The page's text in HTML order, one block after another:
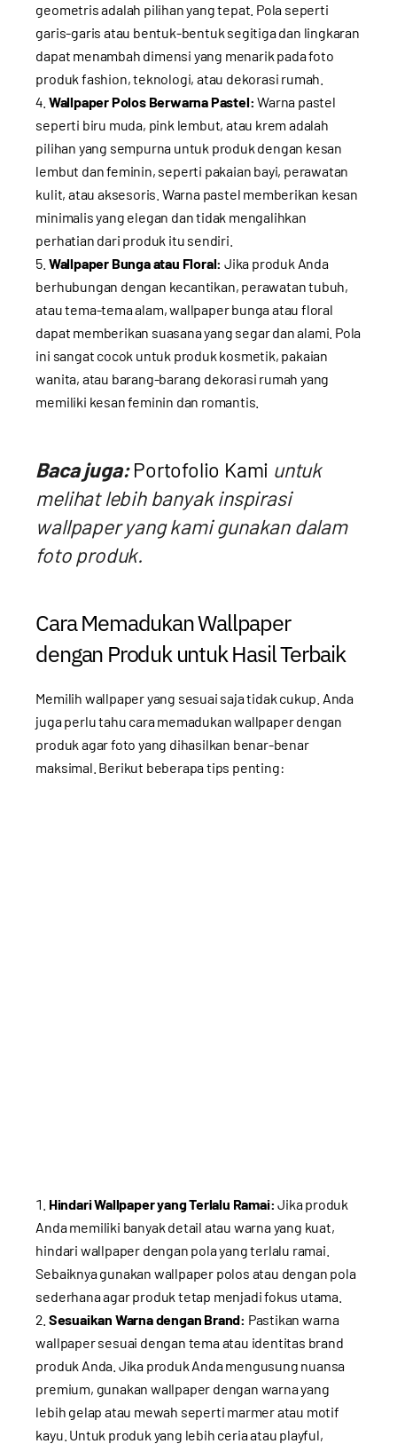
geometris adalah pilihan yang tepat. Pola seperti
garis-garis atau bentuk-bentuk segitiga dan lingkaran
dapat menambah dimensi yang menarik pada foto
produk fashion, teknologi, atau dekorasi rumah.
Wallpaper Polos Berwarna Pastel: Warna pastel
seperti biru muda, pink lembut, atau krem adalah
pilihan yang sempurna untuk produk dengan kesan
lembut dan feminin, seperti pakaian bayi, perawatan
kulit, atau aksesoris. Warna pastel memberikan kesan
minimalis yang elegan dan tidak mengalihkan
perhatian dari produk itu sendiri.
Wallpaper Bunga atau Floral: Jika produk Anda
berhubungan dengan kecantikan, perawatan tubuh,
atau tema-tema alam, wallpaper bunga atau floral
dapat memberikan suasana yang segar dan alami. Pola
ini sangat cocok untuk produk kosmetik, pakaian
wanita, atau barang-barang dekorasi rumah yang
memiliki kesan feminin dan romantis.
Baca juga: Portofolio Kami untuk
melihat lebih banyak inspirasi
wallpaper yang kami gunakan dalam
foto produk.
Cara Memadukan Wallpaper
dengan Produk untuk Hasil Terbaik
Memilih wallpaper yang sesuai saja tidak cukup. Anda
juga perlu tahu cara memadukan wallpaper dengan
produk agar foto yang dihasilkan benar-benar
maksimal. Berikut beberapa tips penting:
Hindari Wallpaper yang Terlalu Ramai: Jika produk
Anda memiliki banyak detail atau warna yang kuat,
hindari wallpaper dengan pola yang terlalu ramai.
Sebaiknya gunakan wallpaper polos atau dengan pola
sederhana agar produk tetap menjadi fokus utama.
Sesuaikan Warna dengan Brand: Pastikan warna
wallpaper sesuai dengan tema atau identitas brand
produk Anda. Jika produk Anda mengusung nuansa
premium, gunakan wallpaper dengan warna yang
lebih gelap atau mewah seperti marmer atau motif
kayu. Untuk produk yang lebih ceria atau playful,